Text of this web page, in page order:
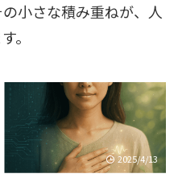
小さな積み重ねが、人
。
2025/4/13